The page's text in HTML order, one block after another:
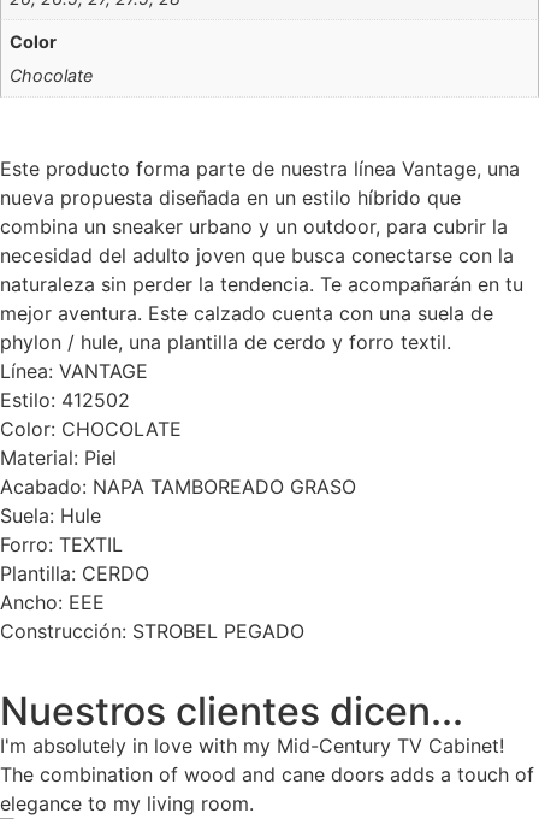
Color
Chocolate
Este producto forma parte de nuestra línea Vantage, una
nueva propuesta diseñada en un estilo híbrido que
combina un sneaker urbano y un outdoor, para cubrir la
necesidad del adulto joven que busca conectarse con la
naturaleza sin perder la tendencia. Te acompañarán en tu
mejor aventura. Este calzado cuenta con una suela de
phylon / hule, una plantilla de cerdo y forro textil.
Línea: VANTAGE
Estilo: 412502
Color: CHOCOLATE
Material: Piel
Acabado: NAPA TAMBOREADO GRASO
Suela: Hule
Forro: TEXTIL
Plantilla: CERDO
Ancho: EEE
Construcción: STROBEL PEGADO
Nuestros clientes dicen...
I'm absolutely in love with my Mid-Century TV Cabinet!
The combination of wood and cane doors adds a touch of
elegance to my living room.